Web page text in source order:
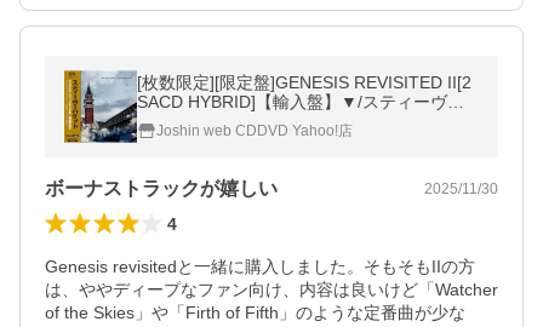
[枚数限定][限定盤]GENESIS REVISITED II[2
SACD HYBRID]【輸入盤】▼/スティーヴ・
ハケット[HybridCD]【返品種別A】
Joshin web CDDVD Yahoo!店
ボーナストラックが嬉しい 2025/11/30
4
Genesis revisitedと一緒に購入しました。そもそもIIの方
は、ややディープなファン向け、内容は良いけど「Watcher
of the Skies」や「Firth of Fifth」のような定番曲が少な